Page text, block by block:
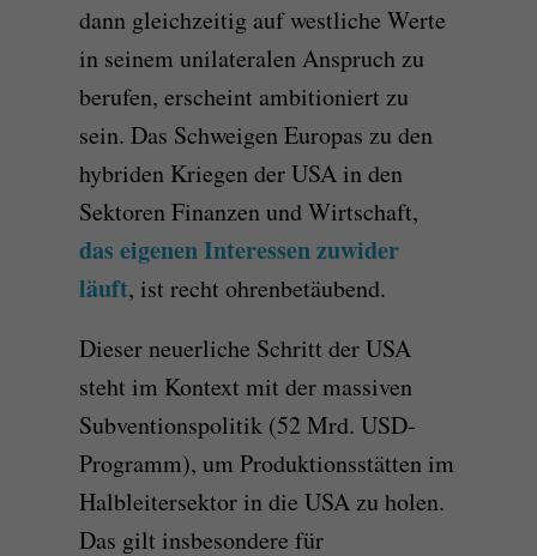
dann gleichzeitig auf westliche Werte
in seinem unilateralen Anspruch zu
berufen, erscheint ambitioniert zu
sein. Das Schweigen Europas zu den
hybriden Kriegen der USA in den
Sektoren Finanzen und Wirtschaft,
das eigenen Interessen zuwider
läuft, ist recht ohrenbetäubend.
Dieser neuerliche Schritt der USA
steht im Kontext mit der massiven
Subventionspolitik (52 Mrd. USD-
Programm), um Produktionsstätten im
Halbleitersektor in die USA zu holen.
Das gilt insbesondere für